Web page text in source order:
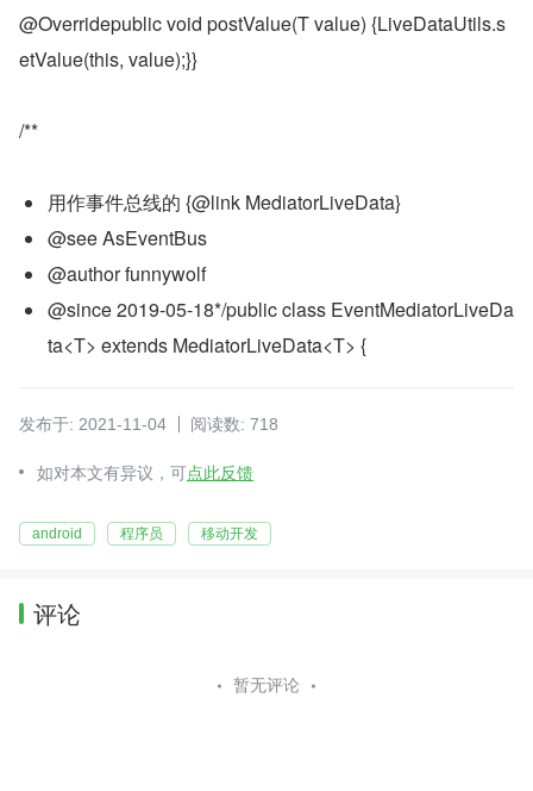
@Overridepublic void postValue(T value) {LiveDataUtils.s
etValue(this, value);}}
/**
用作事件总线的 {@link MediatorLiveData}
@see AsEventBus
@author funnywolf
@since 2019-05-18*/public class EventMediatorLiveDa
ta<T> extends MediatorLiveData<T> {
发布于: 2021-11-04 阅读数: 718
如对本文有异议，可点此反馈
android 程序员 移动开发
评论
暂无评论